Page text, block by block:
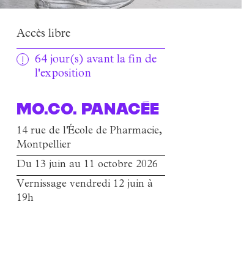
Accès libre
64 jour(s) avant la fin de
l'exposition
MO.CO. Panacée
14 rue de l'École de Pharmacie,
Montpellier
Du 13 juin au 11 octobre 2026
Vernissage vendredi 12 juin à
19h